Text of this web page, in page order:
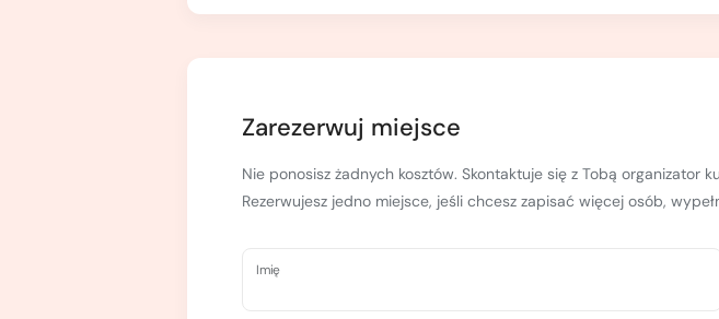
Zarezerwuj miejsce
Nie ponosisz żadnych kosztów. Skontaktuje się z Tobą
Rezerwujesz jedno miejsce, jeśli chcesz zapisać więcej osób,
Imię
Kurs turystyki wysokogórskiej
Zimowy kurs taternicki